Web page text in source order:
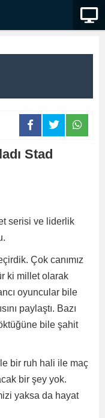
Stad
serisi ve liderlik
Çok canımız
ki millet olarak
oyuncular bile
paylaştı. Bazı
bile şahit
bir ruh hali ile maç
bir şey yok.
yaksa da hayat